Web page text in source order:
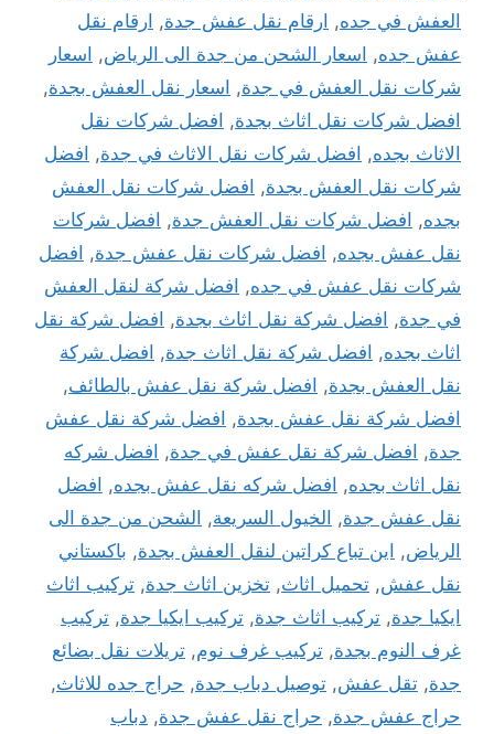
العفش في جده, ارقام نقل عفش جدة, ارقام نقل
عفش جده, اسعار الشحن من جدة الى الرياض, اسعار
شركات نقل العفش في جدة, اسعار نقل العفش بجدة,
افضل شركات نقل اثاث بجدة, افضل شركات نقل
الاثاث بجده, افضل شركات نقل الاثاث في جدة, افضل
شركات نقل العفش بجدة, افضل شركات نقل العفش
بجده, افضل شركات نقل العفش جدة, افضل شركات
نقل عفش بجده, افضل شركات نقل عفش جدة, افضل
شركات نقل عفش في جده, افضل شركة لنقل العفش
في جدة, افضل شركة نقل اثاث بجدة, افضل شركة نقل
اثاث بجده, افضل شركة نقل اثاث جدة, افضل شركة
نقل العفش بجدة, افضل شركة نقل عفش بالطائف,
افضل شركة نقل عفش بجدة, افضل شركة نقل عفش
جدة, افضل شركة نقل عفش في جدة, افضل شركه
نقل اثاث بجده, افضل شركه نقل عفش بجده, افضل
نقل عفش جدة, الخيول السريعة, الشحن من جدة الى
الرياض, اين تباع كراتين لنقل العفش بجدة, باكستاني
نقل عفش, تحميل اثاث, تخزين اثاث جدة, تركيب اثاث
ايكيا جدة, تركيب اثاث جدة, تركيب ايكيا جدة, تركيب
غرف النوم بجدة, تركيب غرف نوم, تريلات نقل بضائع
جدة, تقل عفش, توصيل دباب جدة, حراج جده للاثاث,
حراج عفش جدة, حراج نقل عفش جدة, دباب